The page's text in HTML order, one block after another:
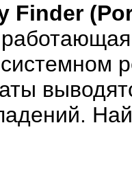
Finder
системном